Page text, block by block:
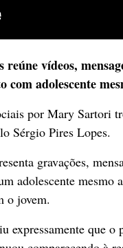
vídeos,
adolescente
por Mary Sartori
Sérgio Pires Lopes.
gravações,
adolescente mesmo
o jovem.
expressamente que o